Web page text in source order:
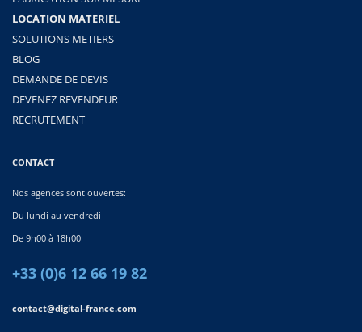
LOCATION MATERIEL
SOLUTIONS METIERS
BLOG
DEMANDE DE DEVIS
DEVENEZ REVENDEUR
RECRUTEMENT
CONTACT
Nos agences sont ouvertes:
Du lundi au vendredi
De 9h00 à 18h00
+33 (0)6 12 66 19 82
contact@digital-france.com